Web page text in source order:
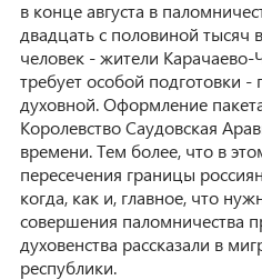
в конце августа в
двадцать с половиной
человек - жители Карачаево-
требует особой подготовки -
духовной. Оформление
Королевство Саудовская
времени. Тем более, что в
пересечения границы
когда, как и, главное, что
совершения паломничества
духовенства рассказали в
республики.